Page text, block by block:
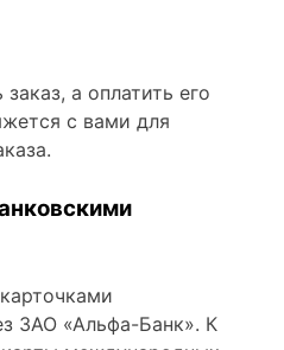
а оплатить его
с вами для
ЗАО «Альфа-Банк». К